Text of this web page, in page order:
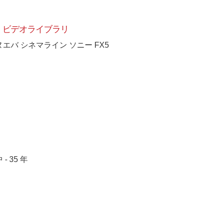
ビデオライブラリ
エバ シネマライン ソニー FX5
- 35 年